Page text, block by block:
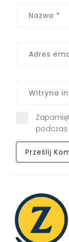
podczas